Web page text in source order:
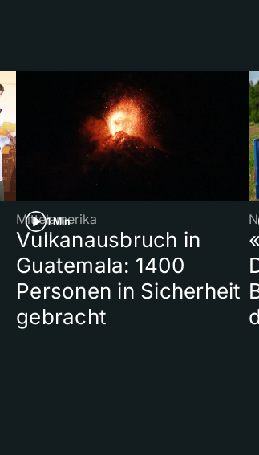
1 Min
Mittelamerika
Vulkanausbruch in
Guatemala: 1400
Personen in Sicherheit
gebracht